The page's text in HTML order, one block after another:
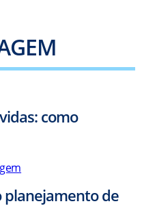
como
planejamento de